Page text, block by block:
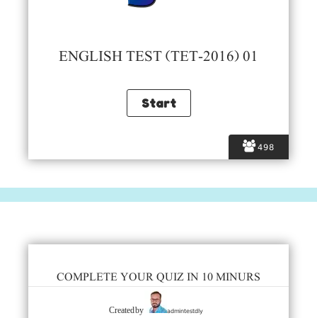
498
ENGLISH TEST (TET-2016) 01
COMPLETE YOUR QUIZ IN 10 MINURS
Created by admintestdly